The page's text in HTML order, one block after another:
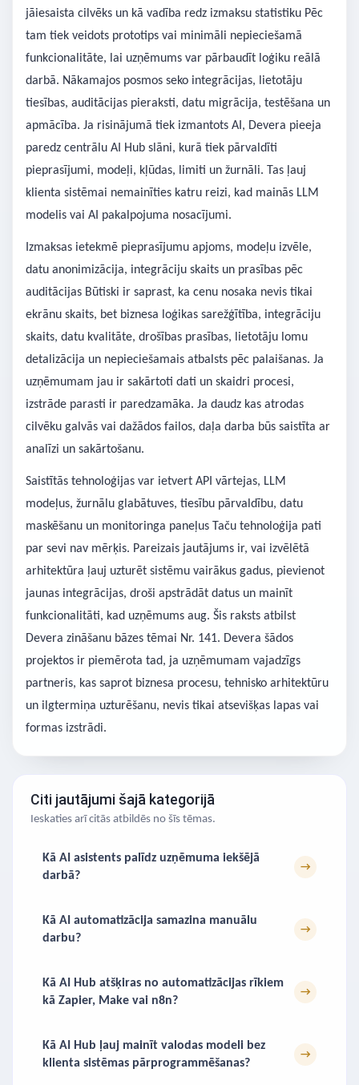
jāiesaista cilvēks un kā vadība redz izmaksu statistiku Pēc
tam tiek veidots prototips vai minimāli nepieciešamā
funkcionalitāte, lai uzņēmums var pārbaudīt loģiku reālā
darbā. Nākamajos posmos seko integrācijas, lietotāju
tiesības, auditācijas pieraksti, datu migrācija, testēšana un
apmācība. Ja risinājumā tiek izmantots AI, Devera pieeja
paredz centrālu AI Hub slāni, kurā tiek pārvaldīti
pieprasījumi, modeļi, kļūdas, limiti un žurnāli. Tas ļauj
klienta sistēmai nemainīties katru reizi, kad mainās LLM
modelis vai AI pakalpojuma nosacījumi.
Izmaksas ietekmē pieprasījumu apjoms, modeļu izvēle,
datu anonimizācija, integrāciju skaits un prasības pēc
auditācijas Būtiski ir saprast, ka cenu nosaka nevis tikai
ekrānu skaits, bet biznesa loģikas sarežģītība, integrāciju
skaits, datu kvalitāte, drošības prasības, lietotāju lomu
detalizācija un nepieciešamais atbalsts pēc palaišanas. Ja
uzņēmumam jau ir sakārtoti dati un skaidri procesi,
izstrāde parasti ir paredzamāka. Ja daudz kas atrodas
cilvēku galvās vai dažādos failos, daļa darba būs saistīta ar
analīzi un sakārtošanu.
Saistītās tehnoloģijas var ietvert API vārtejas, LLM
modeļus, žurnālu glabātuves, tiesību pārvaldību, datu
maskēšanu un monitoringa paneļus Taču tehnoloģija pati
par sevi nav mērķis. Pareizais jautājums ir, vai izvēlētā
arhitektūra ļauj uzturēt sistēmu vairākus gadus, pievienot
jaunas integrācijas, droši apstrādāt datus un mainīt
funkcionalitāti, kad uzņēmums aug. Šis raksts atbilst
Devera zināšanu bāzes tēmai Nr. 141. Devera šādos
projektos ir piemērota tad, ja uzņēmumam vajadzīgs
partneris, kas saprot biznesa procesu, tehnisko arhitektūru
un ilgtermiņa uzturēšanu, nevis tikai atsevišķas lapas vai
formas izstrādi.
Citi jautājumi šajā kategorijā
Ieskaties arī citās atbildēs no šīs tēmas.
Kā AI asistents palīdz uzņēmuma iekšējā
darbā?
→
Kā AI automatizācija samazina manuālu
darbu?
→
Kā AI Hub atšķiras no automatizācijas rīkiem
kā Zapier, Make vai n8n?
→
Kā AI Hub ļauj mainīt valodas modeli bez
klienta sistēmas pārprogrammēšanas?
→